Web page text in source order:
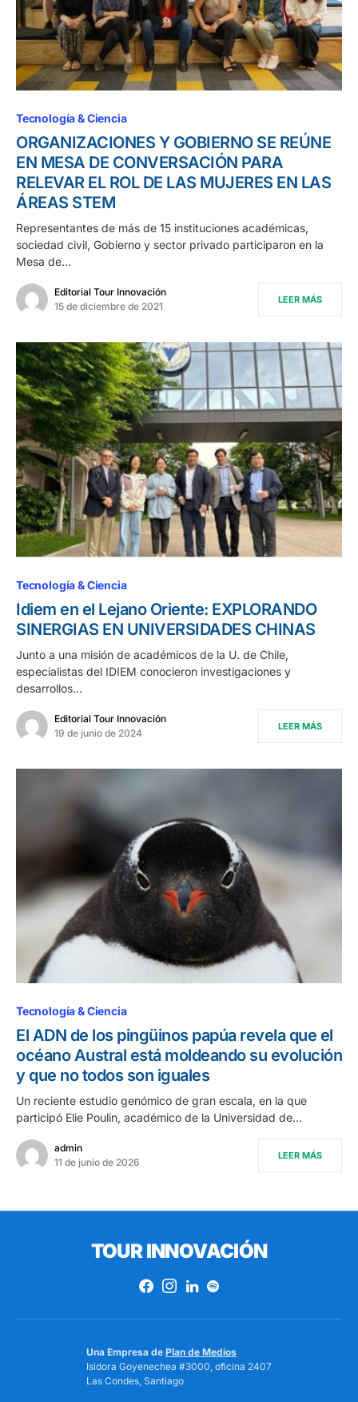
Tecnología & Ciencia
ORGANIZACIONES Y GOBIERNO SE REÚNE
EN MESA DE CONVERSACIÓN PARA
RELEVAR EL ROL DE LAS MUJERES EN LAS
ÁREAS STEM
Representantes de más de 15 instituciones académicas,
sociedad civil, Gobierno y sector privado participaron en la
Mesa de…
Editorial Tour Innovación
15 de diciembre de 2021
LEER MÁS
Tecnología & Ciencia
Idiem en el Lejano Oriente: EXPLORANDO
SINERGIAS EN UNIVERSIDADES CHINAS
Junto a una misión de académicos de la U. de Chile,
especialistas del IDIEM conocieron investigaciones y
desarrollos…
Editorial Tour Innovación
19 de junio de 2024
LEER MÁS
Tecnología & Ciencia
El ADN de los pingüinos papúa revela que el
océano Austral está moldeando su evolución
y que no todos son iguales
Un reciente estudio genómico de gran escala, en la que
participó Elie Poulin, académico de la Universidad de…
admin
11 de junio de 2026
LEER MÁS
TOUR INNOVACIÓN
Una Empresa de Plan de Medios
Isidora Goyenechea #3000, oficina 2407
Las Condes, Santiago